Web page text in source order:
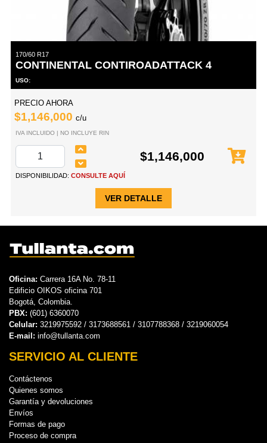
170/60 R17
CONTINENTAL CONTIROADATTACK 4
USO:
PRECIO AHORA
$1,146,000 c/u
IVA INCLUIDO | NO INCLUYE RIN
$1,146,000
DISPONIBILIDAD: CONSULTE AQUÍ
VER DETALLE
Oficina: Carrera 16A No. 78-11
Edificio OIKOS oficina 701
Bogotá, Colombia.
PBX: (601) 6360070
Celular: 3219975592 / 3173688561 / 3107788368 / 3219060054
E-mail: info@tullanta.com
SERVICIO AL CLIENTE
Contáctenos
Quienes somos
Garantía y devoluciones
Envíos
Formas de pago
Proceso de compra